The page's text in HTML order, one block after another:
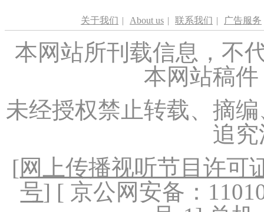
关于我们 | About us | 联系我们 | 广告服务
本网站所刊载信息，不
本网站稿
未经授权禁止转载、摘
追
[网上传播视听节目许可
号] [ 京公网安备：